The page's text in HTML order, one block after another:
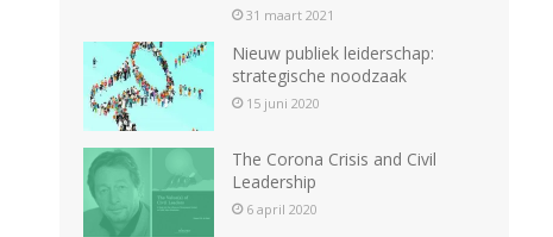
31 maart 2021
Nieuw publiek leiderschap:
strategische noodzaak
15 juni 2020
The Corona Crisis and Civil
Leadership
6 april 2020